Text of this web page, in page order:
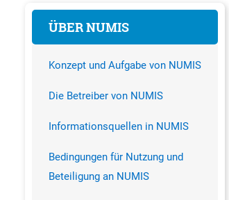
ÜBER NUMIS
Konzept und Aufgabe von NUMIS
Die Betreiber von NUMIS
Informationsquellen in NUMIS
Bedingungen für Nutzung und
Beteiligung an NUMIS